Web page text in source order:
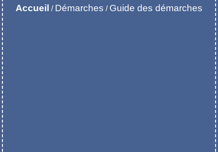
Accueil / Démarches / Guide des démarches